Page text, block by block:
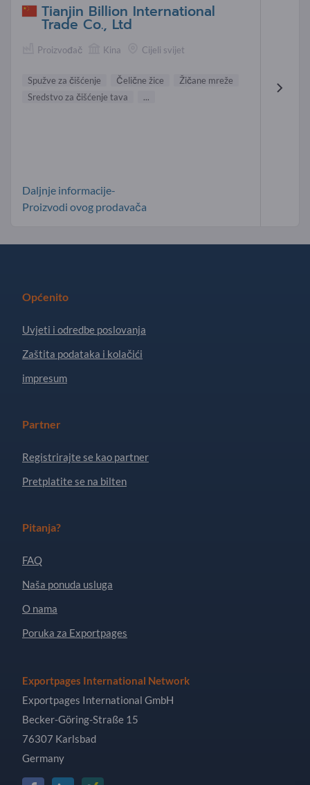
Tianjin Billion International
Trade Co., Ltd
Proizvođač Kina Cijeli svijet
Spužve za čišćenje Čelične žice
Žičane mreže
Sredstvo za čišćenje tava
...
Daljnje informacije-
Proizvodi ovog prodavača
Općenito
Uvjeti i odredbe poslovanja
Zaštita podataka i kolačići
impresum
Partner
Registrirajte se kao partner
Pretplatite se na bilten
Pitanja?
FAQ
Naša ponuda usluga
O nama
Poruka za Exportpages
Exportpages International Network
Exportpages International GmbH
Becker-Göring-Straße 15
76307 Karlsbad
Germany